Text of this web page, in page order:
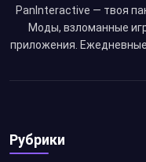
PanInteractive — твоя
Моды, взломанные
приложения.
Рубрики